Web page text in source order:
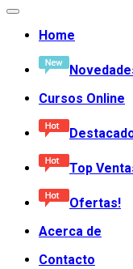
Home
Cursos Online
Top
Ofertas!
Acerca de
Contacto